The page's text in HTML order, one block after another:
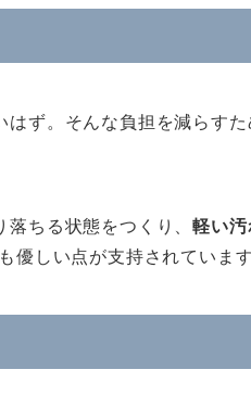
ず。そんな負担を減らす
落ちる状態をつくり、軽い
しい点が支持されています